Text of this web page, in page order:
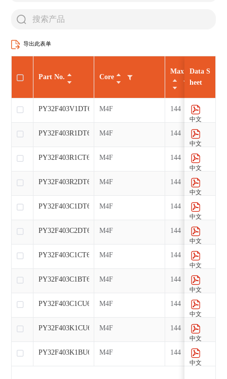
导出此表单
Core
Max CLK（MHz
M4F 144
M4F 144
M4F 144
M4F 144
M4F 144
M4F 144
M4F 144
M4F 144
M4F 144
M4F 144
M4F 144
Part No.
PY32F403V1DT6
PY32F403R1DT6
PY32F403R1CT6
PY32F403R2DT6
PY32F403C1DT6
PY32F403C2DT6
PY32F403C1CT6
PY32F403C1BT6
PY32F403C1CU6
PY32F403K1CU6
PY32F403K1BU6
Data S
heet
中文
中文
中文
中文
中文
中文
中文
中文
中文
中文
中文